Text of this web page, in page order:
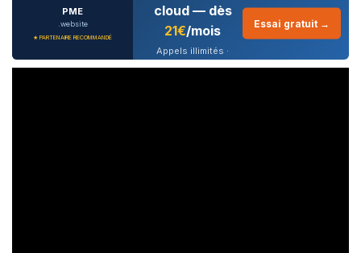
PME
.website
★ PARTENAIRE RECOMMANDÉ
cloud — dès
21€/mois
Appels illimités ·
Essai gratuit →